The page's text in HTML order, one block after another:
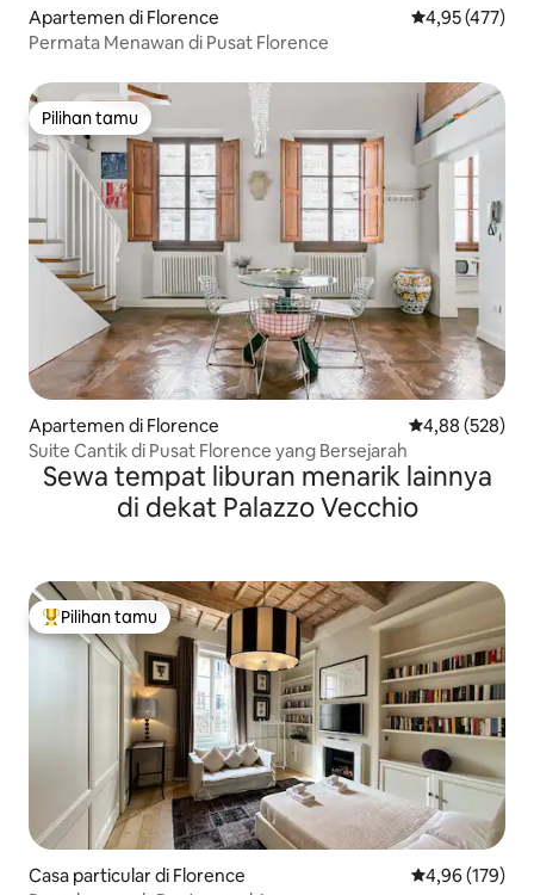
Apartemen di Florence Nilai rata-rata
4,95 (477)
Permata Menawan di Pusat Florence
Pilihan tamu
Pilihan tamu
Apartemen di Florence Nilai rata-rata
4,88 (528)
Suite Cantik di Pusat Florence yang Bersejarah
Sewa tempat liburan menarik lainnya
di dekat Palazzo Vecchio
Pilihan tamu terpopuler
Pilihan tamu
Casa particular di Florence Nilai rata-rata
4,96 (179)